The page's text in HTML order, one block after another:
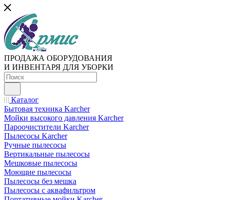
ПРОДАЖА ОБОРУДОВАНИЯ
И ИНВЕНТАРЯ ДЛЯ УБОРКИ
Каталог
Бытовая техника Karcher
Мойки высокого давления Karcher
Пароочистители Karcher
Пылесосы Karcher
Ручные пылесосы
Вертикальные пылесосы
Мешковые пылесосы
Моющие пылесосы
Пылесосы без мешка
Пылесосы с аквафильтром